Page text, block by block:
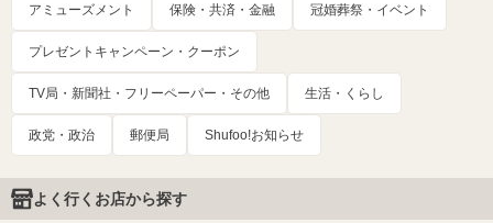
アミューズメント 保険・共済・金融 冠婚葬祭・イベント
プレゼントキャンペーン・クーポン
TV局・新聞社・フリーペーパー・その他 生活・くらし
政党・政治 郵便局 Shufoo!お知らせ
よく行くお店から探す